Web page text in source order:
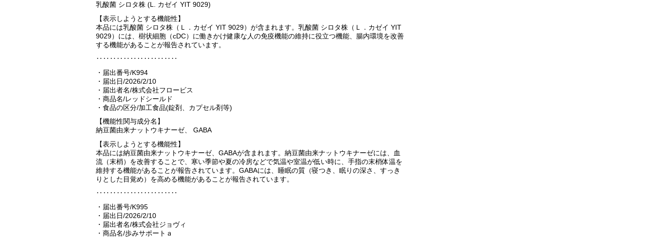
乳酸菌 シロタ株 (L. カゼイ YIT 9029)
【表示しようとする機能性】
本品には乳酸菌 シロタ株（Ｌ．カゼイ YIT 9029）が含まれます。乳酸菌 シロタ株（Ｌ．カゼイ YIT
9029）には、樹状細胞（cDC）に働きかけ健康な人の免疫機能の維持に役立つ機能、腸内環境を改善
する機能があることが報告されています。
‥‥‥‥‥‥‥‥‥‥‥‥
・届出番号/K994
・届出日/2026/2/10
・届出者名/株式会社フロービス
・商品名/レッドシールド
・食品の区分/加工食品(錠剤、カプセル剤等)
【機能性関与成分名】
納豆菌由来ナットウキナーゼ、 GABA
【表示しようとする機能性】
本品には納豆菌由来ナットウキナーゼ、GABAが含まれます。納豆菌由来ナットウキナーゼには、血
流（末梢）を改善することで、寒い季節や夏の冷房などで気温や室温が低い時に、手指の末梢体温を
維持する機能があることが報告されています。GABAには、睡眠の質（寝つき、眠りの深さ、すっき
りとした目覚め）を高める機能があることが報告されています。
‥‥‥‥‥‥‥‥‥‥‥‥
・届出番号/K995
・届出日/2026/2/10
・届出者名/株式会社ジョヴィ
・商品名/歩みサポートａ